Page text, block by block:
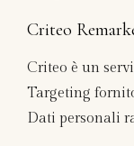
Criteo
Criteo è un
Targeting
Dati personali